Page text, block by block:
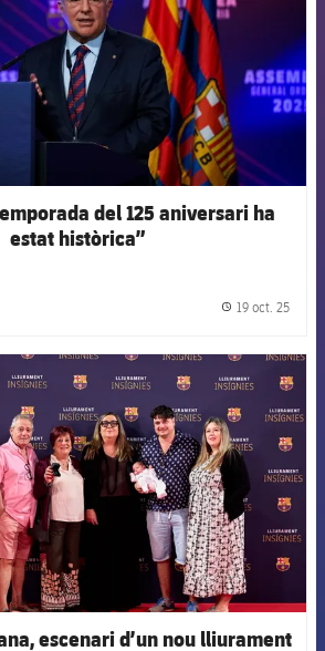
del 125 aniversari ha
estat històrica”
19 oct. 25
FCB Barcelona badge
escenari d’un nou lliurament